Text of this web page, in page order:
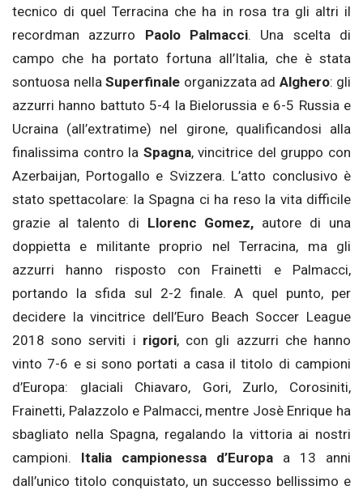
tecnico di quel Terracina che ha in rosa tra gli altri il
recordman azzurro Paolo Palmacci. Una scelta di
campo che ha portato fortuna all’Italia, che è stata
sontuosa nella Superfinale organizzata ad Alghero: gli
azzurri hanno battuto 5-4 la Bielorussia e 6-5 Russia e
Ucraina (all’extratime) nel girone, qualificandosi alla
finalissima contro la Spagna, vincitrice del gruppo con
Azerbaijan, Portogallo e Svizzera. L’atto conclusivo è
stato spettacolare: la Spagna ci ha reso la vita difficile
grazie al talento di Llorenc Gomez, autore di una
doppietta e militante proprio nel Terracina, ma gli
azzurri hanno risposto con Frainetti e Palmacci,
portando la sfida sul 2-2 finale. A quel punto, per
decidere la vincitrice dell’Euro Beach Soccer League
2018 sono serviti i rigori, con gli azzurri che hanno
vinto 7-6 e si sono portati a casa il titolo di campioni
d’Europa: glaciali Chiavaro, Gori, Zurlo, Corosiniti,
Frainetti, Palazzolo e Palmacci, mentre Josè Enrique ha
sbagliato nella Spagna, regalando la vittoria ai nostri
campioni. Italia campionessa d’Europa a 13 anni
dall’unico titolo conquistato, un successo bellissimo e